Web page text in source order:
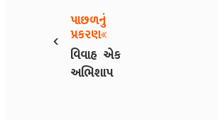
‹
પાછળનું
પ્રકરણ
વિવાહ એક
અભિશાપ